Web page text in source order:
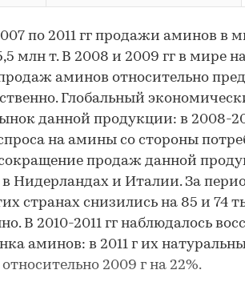
по 2011 гг продажи аминов в
млн т. В 2008 и 2009 гг в мире
аминов относительно
Глобальный
данной продукции: в 2008-
на амины со стороны
продаж данной
Нидерландах и Италии. За
странах снизились на 85 и 74
В 2010-2011 гг наблюдалось
аминов: в 2011 г их
2009 г на 22%.